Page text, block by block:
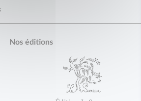
Nos éditions